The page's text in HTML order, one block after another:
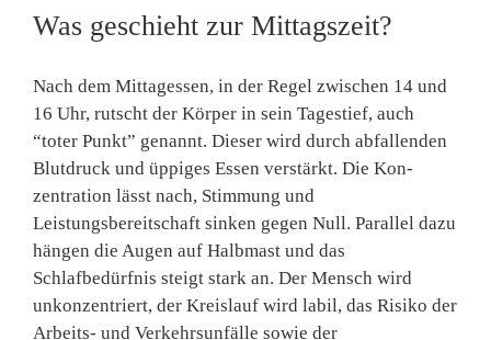
Was geschieht zur Mittagszeit?
Nach dem Mittagessen, in der Regel zwischen 14 und
16 Uhr, rutscht der Körper in sein Tagestief, auch
“toter Punkt” genannt. Dieser wird durch abfallenden
Blutdruck und üppi­ges Essen verstärkt. Die Kon­
zentration lässt nach, Stimmung und
Leistungsbereitschaft sin­ken gegen Null. Parallel dazu
hängen die Augen auf Halbmast und das
Schlafbedürfnis steigt stark an. Der Mensch wird
unkonzentriert, der Kreislauf wird labil, das Risiko der
Arbeits- und Verkehrsunfälle sowie der